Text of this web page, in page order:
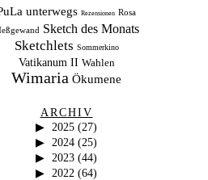
unterwegs Rezensionen Rosa
Sketch des Monats
Sketchlets Sommerkino
Vatikanum II Wahlen
Wimaria Ökumene
ARCHIV
2025 (27)
2024 (25)
2023 (44)
2022 (64)